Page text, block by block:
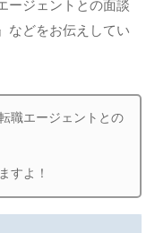
ージェントとの面談
などをお伝えしてい
職エージェントとの
すよ！